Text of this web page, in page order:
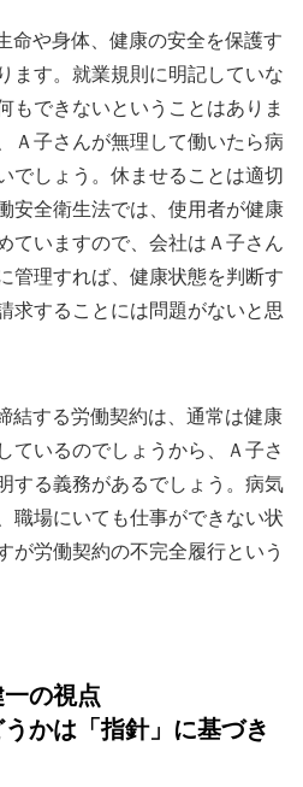
命や身体、健康の安全を保護す
ます。就業規則に明記していな
もできないということはありま
Ａ子さんが無理して働いたら病
でしょう。休ませることは適切
安全衛生法では、使用者が健康
ていますので、会社はＡ子さん
管理すれば、健康状態を判断す
求することには問題がないと思
結する労働契約は、通常は健康
ているのでしょうから、Ａ子さ
する義務があるでしょう。病気
職場にいても仕事ができない状
が労働契約の不完全履行という
の視点
かは「指針」に基づき